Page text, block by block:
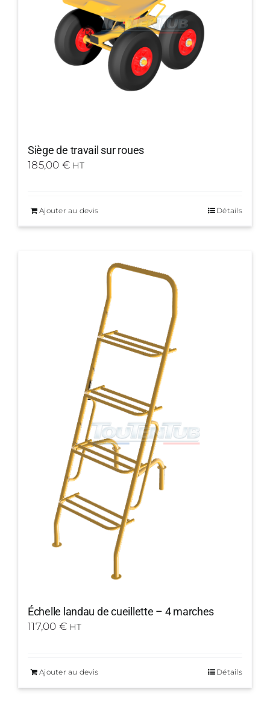
Siège de travail sur roues
185,00 € HT
Ajouter au devis Détails
Échelle landau de cueillette – 4 marches
117,00 € HT
Ajouter au devis Détails